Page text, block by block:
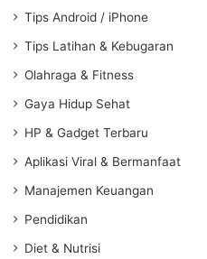
Tips Android / iPhone
Tips Latihan & Kebugaran
Olahraga & Fitness
Gaya Hidup Sehat
HP & Gadget Terbaru
Aplikasi Viral & Bermanfaat
Manajemen Keuangan
Pendidikan
Diet & Nutrisi